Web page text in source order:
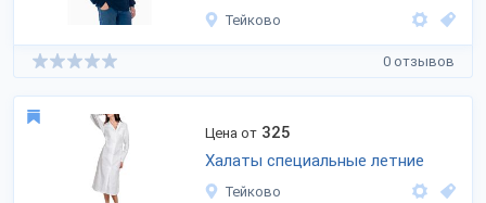
Тейково
0 отзывов
Цена от 325
Халаты специальные летние
Тейково